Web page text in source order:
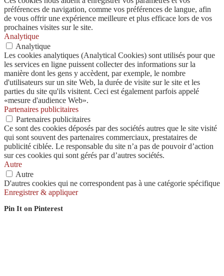
préférences de navigation, comme vos préférences de langue, afin
de vous offrir une expérience meilleure et plus efficace lors de vos
prochaines visites sur le site.
Analytique
Analytique
Les cookies analytiques (Analytical Cookies) sont utilisés pour que
les services en ligne puissent collecter des informations sur la
manière dont les gens y accèdent, par exemple, le nombre
d'utilisateurs sur un site Web, la durée de visite sur le site et les
parties du site qu'ils visitent. Ceci est également parfois appelé
«mesure d'audience Web».
Partenaires publicitaires
Partenaires publicitaires
Ce sont des cookies déposés par des sociétés autres que le site visité
qui sont souvent des partenaires commerciaux, prestataires de
publicité ciblée. Le responsable du site n’a pas de pouvoir d’action
sur ces cookies qui sont gérés par d’autres sociétés.
Autre
Autre
D'autres cookies qui ne correspondent pas à une catégorie spécifique
Enregistrer & appliquer
Pin It on Pinterest